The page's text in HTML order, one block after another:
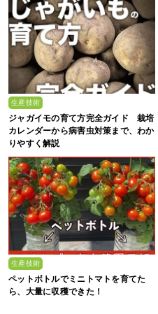
生産技術
ジャガイモの育て方完全ガイド 栽培
カレンダーから病害虫対策まで、わか
りやすく解説
生産技術
ペットボトルでミニトマトを育てた
ら、大量に収穫できた！